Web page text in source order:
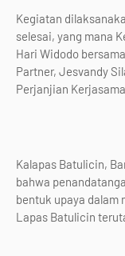
Kegiatan
selesai, yang mana
Hari Widodo
Partner, Jesvandy
Perjanjian
Kalapas Batulicin,
bahwa
bentuk upaya dalam
Lapas Batulicin